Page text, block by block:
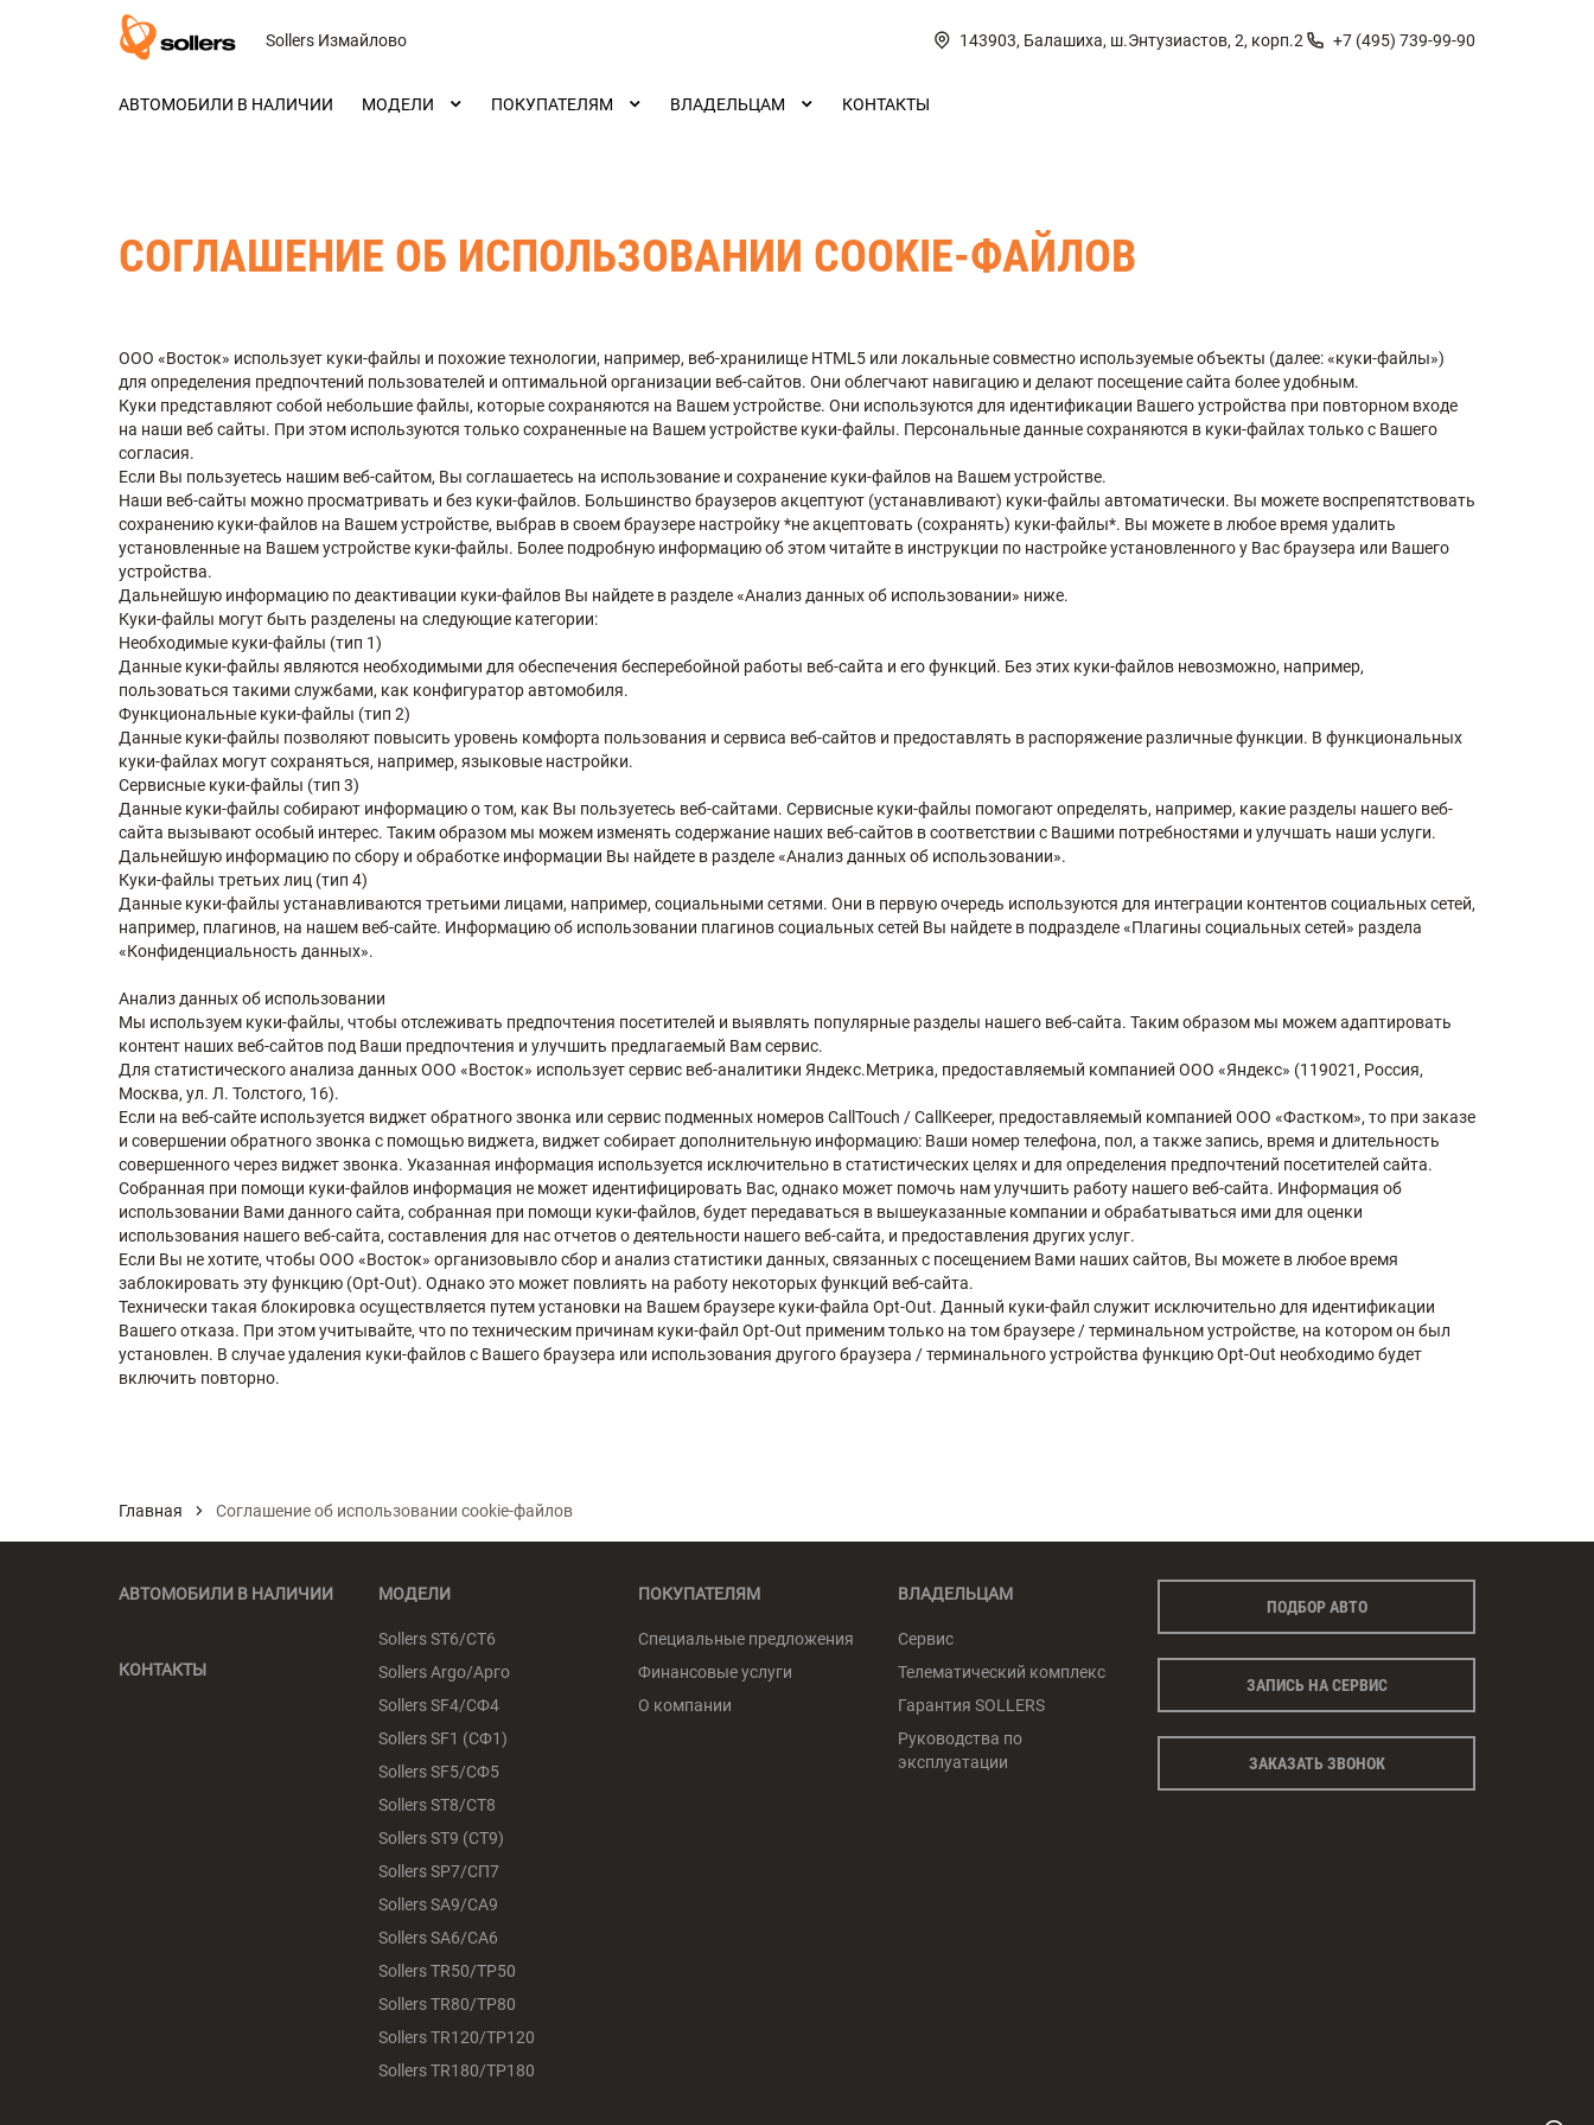
Sollers Измайлово 143903, Балашиха, ш.Энтузиастов, 2, корп.2 +7 (495) 739-99-90
АВТОМОБИЛИ В НАЛИЧИИ МОДЕЛИ ПОКУПАТЕЛЯМ ВЛАДЕЛЬЦАМ КОНТАКТЫ
СОГЛАШЕНИЕ ОБ ИСПОЛЬЗОВАНИИ COOKIE-ФАЙЛОВ
ООО «Восток» использует куки-файлы и похожие технологии, например, веб-хранилище HTML5 или локальные совместно используемые объекты (далее: «куки-файлы»)
для определения предпочтений пользователей и оптимальной организации веб-сайтов. Они облегчают навигацию и делают посещение сайта более удобным.
Куки представляют собой небольшие файлы, которые сохраняются на Вашем устройстве. Они используются для идентификации Вашего устройства при повторном входе
на наши веб сайты. При этом используются только сохраненные на Вашем устройстве куки-файлы. Персональные данные сохраняются в куки-файлах только с Вашего
согласия.
Если Вы пользуетесь нашим веб-сайтом, Вы соглашаетесь на использование и сохранение куки-файлов на Вашем устройстве.
Наши веб-сайты можно просматривать и без куки-файлов. Большинство браузеров акцептуют (устанавливают) куки-файлы автоматически. Вы можете воспрепятствовать
сохранению куки-файлов на Вашем устройстве, выбрав в своем браузере настройку *не акцептовать (сохранять) куки-файлы*. Вы можете в любое время удалить
установленные на Вашем устройстве куки-файлы. Более подробную информацию об этом читайте в инструкции по настройке установленного у Вас браузера или Вашего
устройства.
Дальнейшую информацию по деактивации куки-файлов Вы найдете в разделе «Анализ данных об использовании» ниже.
Куки-файлы могут быть разделены на следующие категории:
Необходимые куки-файлы (тип 1)
Данные куки-файлы являются необходимыми для обеспечения бесперебойной работы веб-сайта и его функций. Без этих куки-файлов невозможно, например,
пользоваться такими службами, как конфигуратор автомобиля.
Функциональные куки-файлы (тип 2)
Данные куки-файлы позволяют повысить уровень комфорта пользования и сервиса веб-сайтов и предоставлять в распоряжение различные функции. В функциональных
куки-файлах могут сохраняться, например, языковые настройки.
Сервисные куки-файлы (тип 3)
Данные куки-файлы собирают информацию о том, как Вы пользуетесь веб-сайтами. Сервисные куки-файлы помогают определять, например, какие разделы нашего веб-
сайта вызывают особый интерес. Таким образом мы можем изменять содержание наших веб-сайтов в соответствии с Вашими потребностями и улучшать наши услуги.
Дальнейшую информацию по сбору и обработке информации Вы найдете в разделе «Анализ данных об использовании».
Куки-файлы третьих лиц (тип 4)
Данные куки-файлы устанавливаются третьими лицами, например, социальными сетями. Они в первую очередь используются для интеграции контентов социальных сетей,
например, плагинов, на нашем веб-сайте. Информацию об использовании плагинов социальных сетей Вы найдете в подразделе «Плагины социальных сетей» раздела
«Конфиденциальность данных».
Анализ данных об использовании
Мы используем куки-файлы, чтобы отслеживать предпочтения посетителей и выявлять популярные разделы нашего веб-сайта. Таким образом мы можем адаптировать
контент наших веб-сайтов под Ваши предпочтения и улучшить предлагаемый Вам сервис.
Для статистического анализа данных ООО «Восток» использует сервис веб-аналитики Яндекс.Метрика, предоставляемый компанией ООО «Яндекс» (119021, Россия,
Москва, ул. Л. Толстого, 16).
Если на веб-сайте используется виджет обратного звонка или сервис подменных номеров CallTouch / CallKeeper, предоставляемый компанией ООО «Фастком», то при заказе
и совершении обратного звонка с помощью виджета, виджет собирает дополнительную информацию: Ваши номер телефона, пол, а также запись, время и длительность
совершенного через виджет звонка. Указанная информация используется исключительно в статистических целях и для определения предпочтений посетителей сайта.
Собранная при помощи куки-файлов информация не может идентифицировать Вас, однако может помочь нам улучшить работу нашего веб-сайта. Информация об
использовании Вами данного сайта, собранная при помощи куки-файлов, будет передаваться в вышеуказанные компании и обрабатываться ими для оценки
использования нашего веб-сайта, составления для нас отчетов о деятельности нашего веб-сайта, и предоставления других услуг.
Если Вы не хотите, чтобы ООО «Восток» организовывло сбор и анализ статистики данных, связанных с посещением Вами наших сайтов, Вы можете в любое время
заблокировать эту функцию (Opt-Out). Однако это может повлиять на работу некоторых функций веб-сайта.
Технически такая блокировка осуществляется путем установки на Вашем браузере куки-файла Opt-Out. Данный куки-файл служит исключительно для идентификации
Вашего отказа. При этом учитывайте, что по техническим причинам куки-файл Opt-Out применим только на том браузере / терминальном устройстве, на котором он был
установлен. В случае удаления куки-файлов с Вашего браузера или использования другого браузера / терминального устройства функцию Opt-Out необходимо будет
включить повторно.
Главная Соглашение об использовании cookie-файлов
АВТОМОБИЛИ В НАЛИЧИИ
КОНТАКТЫ
МОДЕЛИ
Sollers ST6/СТ6
Sollers Argo/Арго
Sollers SF4/СФ4
Sollers SF1 (СФ1)
Sollers SF5/СФ5
Sollers ST8/СТ8
Sollers ST9 (СТ9)
Sollers SP7/СП7
Sollers SA9/СА9
Sollers SA6/СА6
Sollers TR50/ТР50
Sollers TR80/ТР80
Sollers TR120/ТР120
Sollers TR180/ТР180
ПОКУПАТЕЛЯМ
Специальные предложения
Финансовые услуги
О компании
ВЛАДЕЛЬЦАМ
Сервис
Телематический комплекс
Гарантия SOLLERS
Руководства по
эксплуатации
ПОДБОР АВТО
ЗАПИСЬ НА СЕРВИС
ЗАКАЗАТЬ ЗВОНОК